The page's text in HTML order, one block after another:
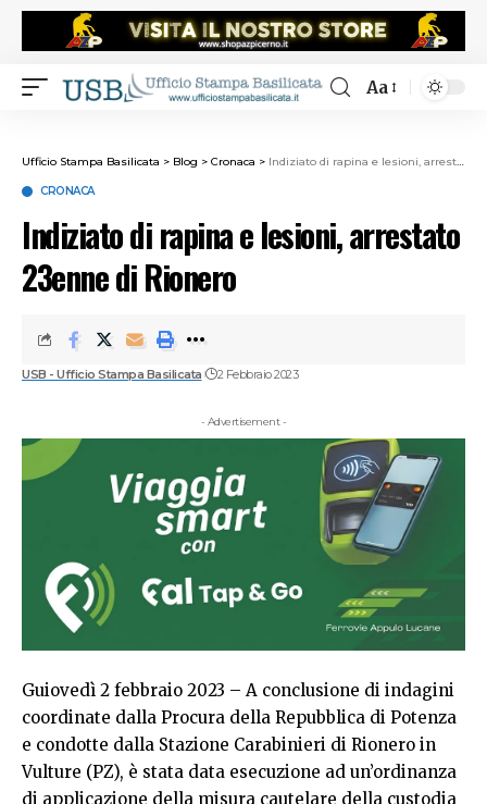
Aa
Ufficio Stampa Basilicata > Blog > Cronaca > Indiziato di rapina e lesioni, arrestato 23enne di Rionero
CRONACA
Indiziato di rapina e lesioni, arrestato
23enne di Rionero
USB - Ufficio Stampa Basilicata 2 Febbraio 2023
- Advertisement -
Guiovedì 2 febbraio 2023 – A conclusione di indagini
coordinate dalla Procura della Repubblica di Potenza
e condotte dalla Stazione Carabinieri di Rionero in
Vulture (PZ), è stata data esecuzione ad un’ordinanza
di applicazione della misura cautelare della custodia